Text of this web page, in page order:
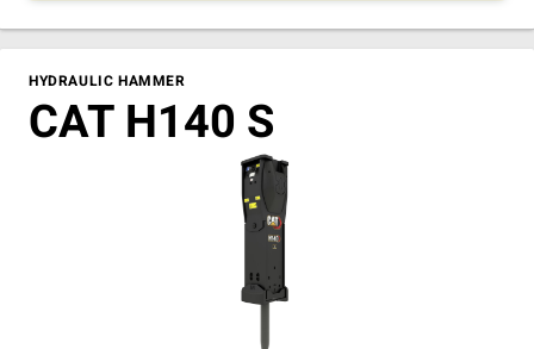
HYDRAULIC HAMMER
CAT H140 S